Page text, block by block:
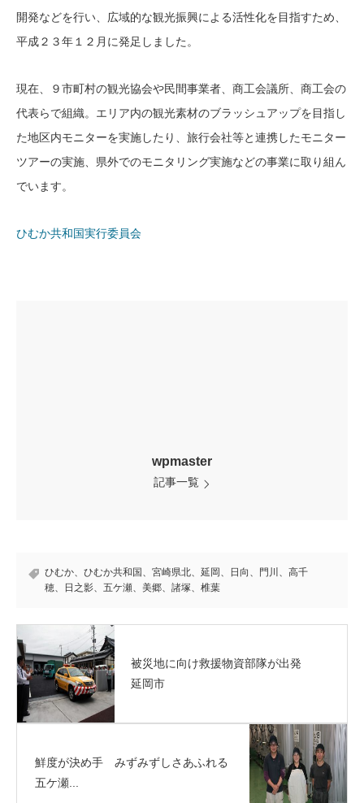
開発などを行い、広域的な観光振興による活性化を目指すため、
平成２３年１２月に発足しました。
現在、９市町村の観光協会や民間事業者、商工会議所、商工会の
代表らで組織。エリア内の観光素材のブラッシュアップを目指し
た地区内モニターを実施したり、旅行会社等と連携したモニター
ツアーの実施、県外でのモニタリング実施などの事業に取り組ん
でいます。
ひむか共和国実行委員会
wpmaster
記事一覧
ひむか、ひむか共和国、宮崎県北、延岡、日向、門川、高千
穂、日之影、五ケ瀬、美郷、諸塚、椎葉
被災地に向け救援物資部隊が出発
延岡市
鮮度が決め手 みずみずしさあふれる
五ケ瀬...